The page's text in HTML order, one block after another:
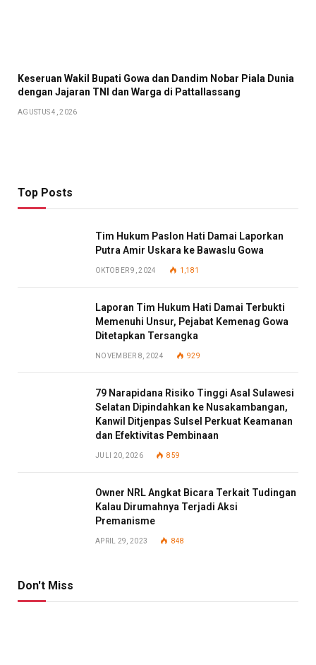
Keseruan Wakil Bupati Gowa dan Dandim Nobar Piala Dunia
dengan Jajaran TNI dan Warga di Pattallassang
AGUSTUS 4, 2026
Top Posts
Tim Hukum Paslon Hati Damai Laporkan
Putra Amir Uskara ke Bawaslu Gowa
OKTOBER 9, 2024 1,181
Laporan Tim Hukum Hati Damai Terbukti
Memenuhi Unsur, Pejabat Kemenag Gowa
Ditetapkan Tersangka
NOVEMBER 8, 2024 929
79 Narapidana Risiko Tinggi Asal Sulawesi
Selatan Dipindahkan ke Nusakambangan,
Kanwil Ditjenpas Sulsel Perkuat Keamanan
dan Efektivitas Pembinaan
JULI 20, 2026 859
Owner NRL Angkat Bicara Terkait Tudingan
Kalau Dirumahnya Terjadi Aksi
Premanisme
APRIL 29, 2023 848
Don't Miss